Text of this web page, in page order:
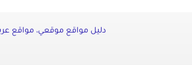
دليل مواقع موقعي، مواقع